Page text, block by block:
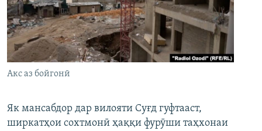
Акс аз бойгонӣ
Як мансабдор дар вилояти Суғд гуфтааст,
ширкатҳои сохтмонӣ ҳаққи фурӯши таҳхонаи